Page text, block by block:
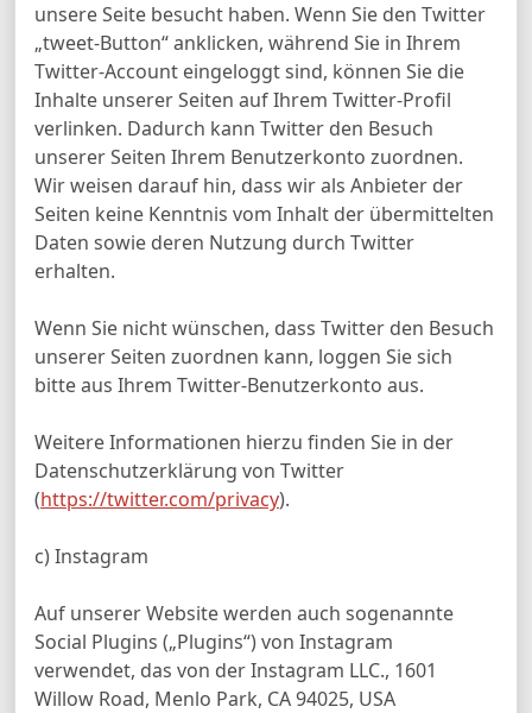
unsere Seite besucht haben. Wenn Sie den Twitter
„tweet-Button“ anklicken, während Sie in Ihrem
Twitter-Account eingeloggt sind, können Sie die
Inhalte unserer Seiten auf Ihrem Twitter-Profil
verlinken. Dadurch kann Twitter den Besuch
unserer Seiten Ihrem Benutzerkonto zuordnen.
Wir weisen darauf hin, dass wir als Anbieter der
Seiten keine Kenntnis vom Inhalt der übermittelten
Daten sowie deren Nutzung durch Twitter
erhalten.
Wenn Sie nicht wünschen, dass Twitter den Besuch
unserer Seiten zuordnen kann, loggen Sie sich
bitte aus Ihrem Twitter-Benutzerkonto aus.
Weitere Informationen hierzu finden Sie in der
Datenschutzerklärung von Twitter
(https://twitter.com/privacy).
c) Instagram
Auf unserer Website werden auch sogenannte
Social Plugins („Plugins“) von Instagram
verwendet, das von der Instagram LLC., 1601
Willow Road, Menlo Park, CA 94025, USA